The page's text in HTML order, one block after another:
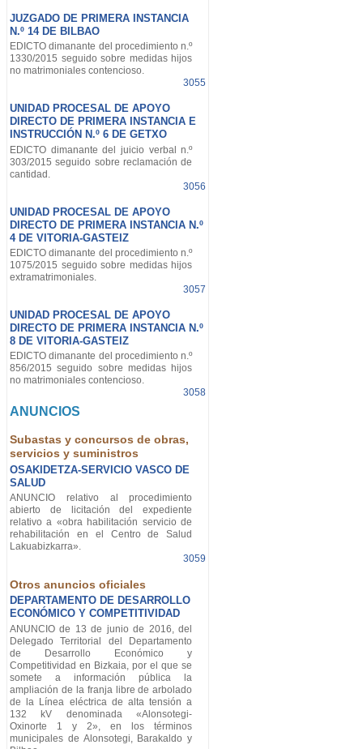
JUZGADO DE PRIMERA INSTANCIA
N.º 14 DE BILBAO
EDICTO dimanante del procedimiento n.º
1330/2015 seguido sobre medidas hijos
no matrimoniales contencioso.
3055
UNIDAD PROCESAL DE APOYO
DIRECTO DE PRIMERA INSTANCIA E
INSTRUCCIÓN N.º 6 DE GETXO
EDICTO dimanante del juicio verbal n.º
303/2015 seguido sobre reclamación de
cantidad.
3056
UNIDAD PROCESAL DE APOYO
DIRECTO DE PRIMERA INSTANCIA N.º
4 DE VITORIA-GASTEIZ
EDICTO dimanante del procedimiento n.º
1075/2015 seguido sobre medidas hijos
extramatrimoniales.
3057
UNIDAD PROCESAL DE APOYO
DIRECTO DE PRIMERA INSTANCIA N.º
8 DE VITORIA-GASTEIZ
EDICTO dimanante del procedimiento n.º
856/2015 seguido sobre medidas hijos
no matrimoniales contencioso.
3058
ANUNCIOS
Subastas y concursos de obras,
servicios y suministros
OSAKIDETZA-SERVICIO VASCO DE
SALUD
ANUNCIO relativo al procedimiento
abierto de licitación del expediente
relativo a «obra habilitación servicio de
rehabilitación en el Centro de Salud
Lakuabizkarra».
3059
Otros anuncios oficiales
DEPARTAMENTO DE DESARROLLO
ECONÓMICO Y COMPETITIVIDAD
ANUNCIO de 13 de junio de 2016, del
Delegado Territorial del Departamento
de Desarrollo Económico y
Competitividad en Bizkaia, por el que se
somete a información pública la
ampliación de la franja libre de arbolado
de la Línea eléctrica de alta tensión a
132 kV denominada «Alonsotegi-
Oxinorte 1 y 2», en los términos
municipales de Alonsotegi, Barakaldo y